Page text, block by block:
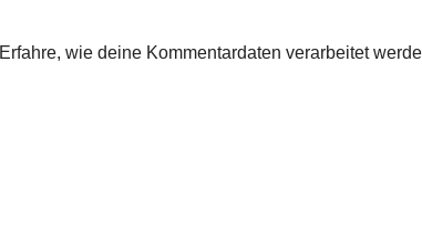
Erfahre, wie deine Kommentardaten verarbeitet